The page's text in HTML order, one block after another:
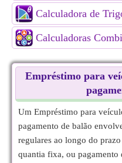
Calculadora de
Calculadoras
Empréstimo para
Um Empréstimo para
pagamento de balão
regulares ao longo do
quantia fixa, ou pagamento